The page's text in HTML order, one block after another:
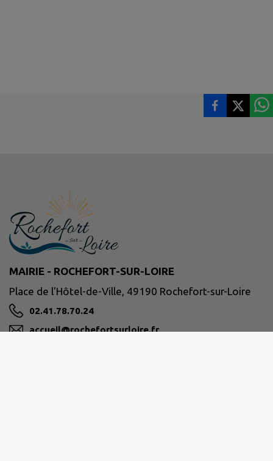
MAIRIE - ROCHEFORT-SUR-LOIRE
Place de l'Hôtel-de-Ville, 49190 Rochefort-sur-Loire
02.41.78.70.24
accueil@rochefortsurloire.fr